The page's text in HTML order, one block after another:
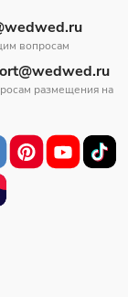
вопросам
размещения на